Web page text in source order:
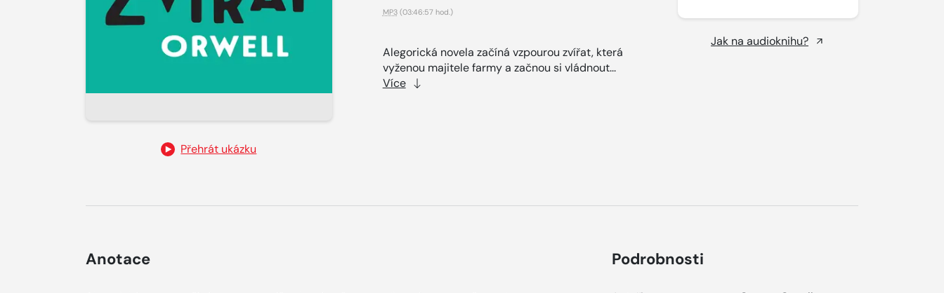
Přehrát ukázku
MP3(03:46:57 hod.)
Alegorická novela začíná vzpourou zvířat, která
vyženou majitele farmy a začnou si vládnout...
Více
Jak na audioknihu?
Anotace Podrobnosti